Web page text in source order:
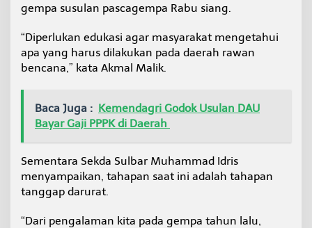
gempa susulan pascagempa Rabu siang.
“Diperlukan edukasi agar masyarakat mengetahui
apa yang harus dilakukan pada daerah rawan
bencana,” kata Akmal Malik.
Baca Juga : Kemendagri Godok Usulan DAU
Bayar Gaji PPPK di Daerah
Sementara Sekda Sulbar Muhammad Idris
menyampaikan, tahapan saat ini adalah tahapan
tanggap darurat.
“Dari pengalaman kita pada gempa tahun lalu,